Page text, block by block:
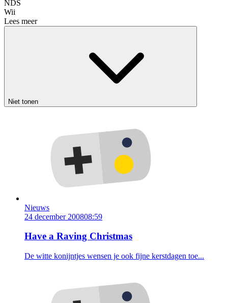
NDS
Wii
Lees meer
Niet tonen
Nieuws
24 december 200808:59
Have a Raving Christmas
De witte konijntjes wensen je ook fijne kerstdagen toe...